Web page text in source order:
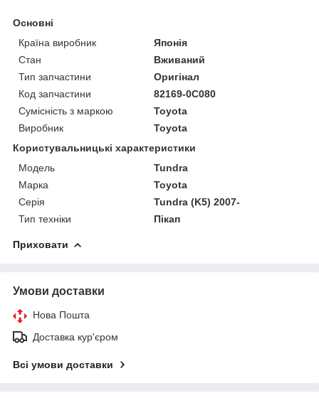
Основні
Країна виробник
Японія
Стан
Вживаний
Тип запчастини
Оригінал
Код запчастини
82169-0C080
Сумісність з маркою
Toyota
Виробник
Toyota
Користувальницькі характеристики
Модель
Tundra
Марка
Toyota
Серія
Tundra (K5) 2007-
Тип техніки
Пікап
Приховати
Умови доставки
Нова Пошта
Доставка кур'єром
Всі умови доставки